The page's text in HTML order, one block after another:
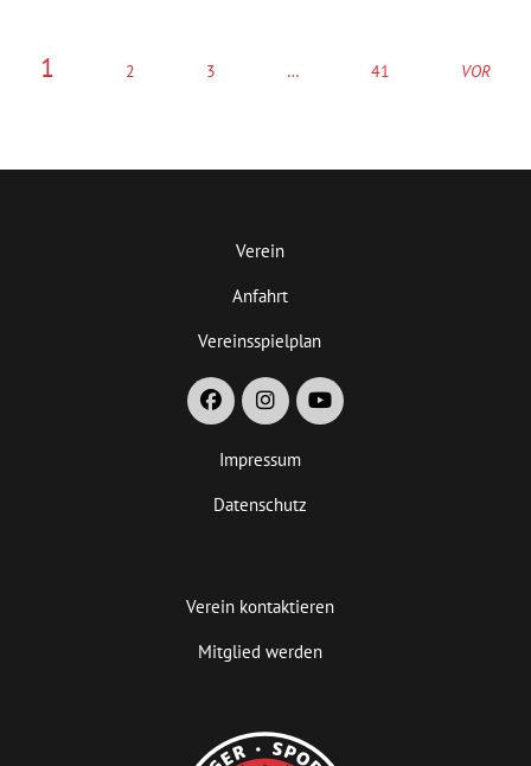
1 2 3 … 41 VOR
Verein
Anfahrt
Vereinsspielplan
Impressum
Datenschutz
Verein kontaktieren
Mitglied werden